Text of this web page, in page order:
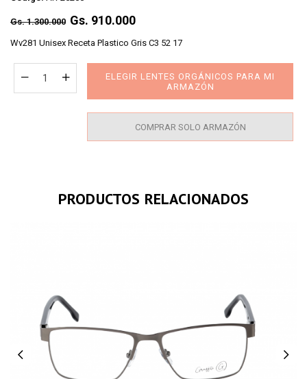
Regular
Gs. 1.300.000 Gs. 910.000
Wv281 Unisex Receta Plastico Gris C3 52 17
ELEGIR LENTES ORGÁNICOS PARA MI
ARMAZÓN
COMPRAR SOLO ARMAZÓN
PRODUCTOS RELACIONADOS